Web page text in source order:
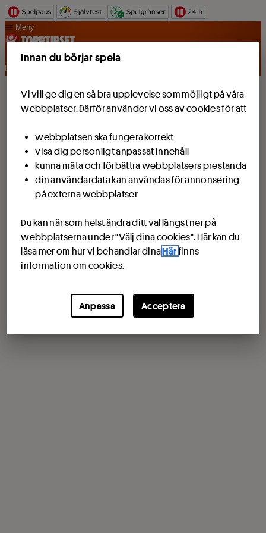
Hoppa till innehåll
Meny
Innan du börjar spela
Vi vill ge dig en så bra upplevelse som möjligt på våra
webbplatser. Därför använder vi oss av cookies för att
webbplatsen ska fungera korrekt
visa dig personligt anpassat innehåll
kunna mäta och förbättra webbplatsers prestanda
din användardata kan användas för annonsering
på externa webbplatser
Du kan när som helst ändra ditt val längst ner på
webbplatserna under "Välj dina cookies". Här kan du
läsa mer om hur vi behandlar dinaHär finns
information om cookies.
Anpassa Acceptera